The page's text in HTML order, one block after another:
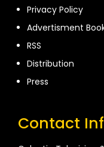
Privacy Policy
Advertisment
RSS
Distribution
Press
Contact